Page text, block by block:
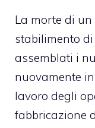
La morte di
stabilimento
assemblati i
nuovamente
lavoro degli
fabbricazione